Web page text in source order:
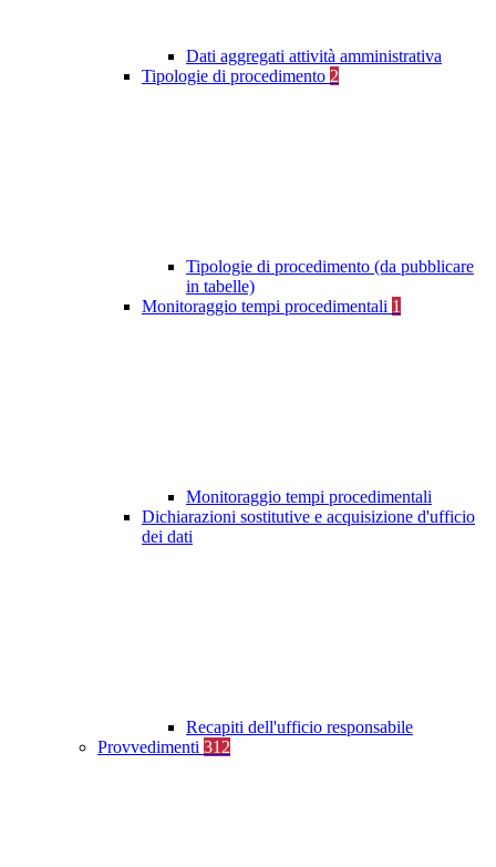
Dati aggregati attività amministrativa
Tipologie di procedimento 2
Tipologie di procedimento (da pubblicare
in tabelle)
Monitoraggio tempi procedimentali 1
Monitoraggio tempi procedimentali
Dichiarazioni sostitutive e acquisizione d'ufficio
dei dati
Recapiti dell'ufficio responsabile
Provvedimenti 312